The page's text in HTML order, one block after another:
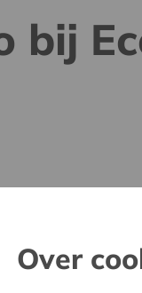
bij
Over